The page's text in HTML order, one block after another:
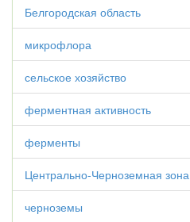
Белгородская область
микрофлора
сельское хозяйство
ферментная активность
ферменты
Центрально-Черноземная зона
черноземы